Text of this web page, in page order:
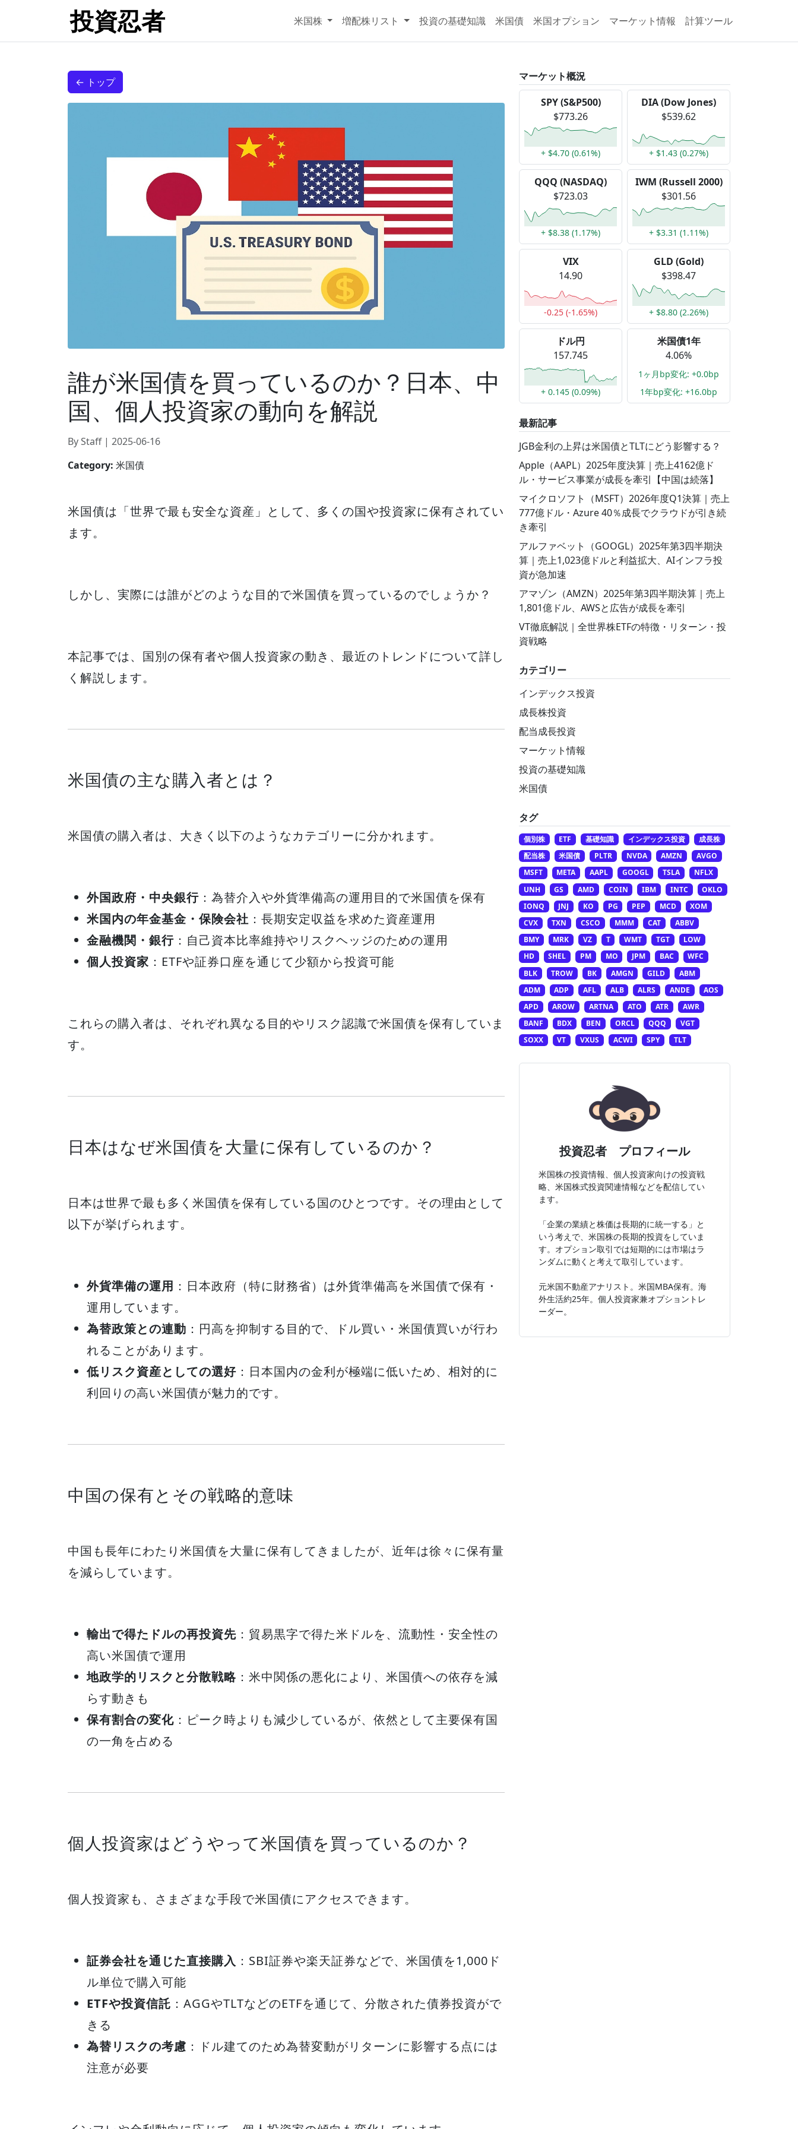
投資忍者 米国株 増配株リスト 投資の基礎知識 米国債 米国オプション マーケット情報 計算ツール
← トップ
誰が米国債を買っているのか？日本、中
国、個人投資家の動向を解説
By Staff | 2025-06-16
Category: 米国債
米国債は「世界で最も安全な資産」として、多くの国や投資家に保有されてい
ます。
しかし、実際には誰がどのような目的で米国債を買っているのでしょうか？
本記事では、国別の保有者や個人投資家の動き、最近のトレンドについて詳し
く解説します。
米国債の主な購入者とは？
米国債の購入者は、大きく以下のようなカテゴリーに分かれます。
外国政府・中央銀行 ：為替介入や外貨準備高の運用目的で米国債を保有
米国内の年金基金・保険会社 ：長期安定収益を求めた資産運用
金融機関・銀行 ：自己資本比率維持やリスクヘッジのための運用
個人投資家 ：ETFや証券口座を通じて少額から投資可能
これらの購入者は、それぞれ異なる目的やリスク認識で米国債を保有していま
す。
日本はなぜ米国債を大量に保有しているのか？
日本は世界で最も多く米国債を保有している国のひとつです。その理由として
以下が挙げられます。
外貨準備の運用 ：日本政府（特に財務省）は外貨準備高を米国債で保有・
運用しています。
為替政策との連動 ：円高を抑制する目的で、ドル買い・米国債買いが行わ
れることがあります。
低リスク資産としての選好 ：日本国内の金利が極端に低いため、相対的に
利回りの高い米国債が魅力的です。
中国の保有とその戦略的意味
中国も長年にわたり米国債を大量に保有してきましたが、近年は徐々に保有量
を減らしています。
輸出で得たドルの再投資先 ：貿易黒字で得た米ドルを、流動性・安全性の
高い米国債で運用
地政学的リスクと分散戦略 ：米中関係の悪化により、米国債への依存を減
らす動きも
保有割合の変化 ：ピーク時よりも減少しているが、依然として主要保有国
の一角を占める
個人投資家はどうやって米国債を買っているのか？
個人投資家も、さまざまな手段で米国債にアクセスできます。
証券会社を通じた直接購入 ：SBI証券や楽天証券などで、米国債を1,000ド
ル単位で購入可能
ETFや投資信託 ：AGGやTLTなどのETFを通じて、分散された債券投資がで
きる
為替リスクの考慮 ：ドル建てのため為替変動がリターンに影響する点には
注意が必要
マーケット概況
SPY (S&P500)
$773.26
+ $4.70 (0.61%)
DIA (Dow Jones)
$539.62
+ $1.43 (0.27%)
QQQ (NASDAQ)
$723.03
+ $8.38 (1.17%)
IWM (Russell 2000)
$301.56
+ $3.31 (1.11%)
VIX
14.90
-0.25 (-1.65%)
GLD (Gold)
$398.47
+ $8.80 (2.26%)
ドル円
157.745
+ 0.145 (0.09%)
米国債1年
4.06%
1ヶ月bp変化: +0.0bp
1年bp変化: +16.0bp
最新記事
JGB金利の上昇は米国債とTLTにどう影響する？
Apple（AAPL）2025年度決算｜売上4162億ド
ル・サービス事業が成長を牽引【中国は続落】
マイクロソフト（MSFT）2026年度Q1決算｜売上
777億ドル・Azure 40％成長でクラウドが引き続
き牽引
アルファベット（GOOGL）2025年第3四半期決
算｜売上1,023億ドルと利益拡大、AIインフラ投
資が急加速
アマゾン（AMZN）2025年第3四半期決算｜売上
1,801億ドル、AWSと広告が成長を牽引
VT徹底解説｜全世界株ETFの特徴・リターン・投
資戦略
カテゴリー
インデックス投資
成長株投資
配当成長投資
マーケット情報
投資の基礎知識
米国債
タグ
個別株 ETF 基礎知識 インデックス投資
成長株
配当株
米国債 PLTR NVDA AMZN
AVGO
MSFT
META AAPL GOOGL TSLA
NFLX
UNH
GS AMD COIN IBM INTC
OKLO
IONQ
JNJ KO PG PEP MCD
XOM
CVX
TXN CSCO MMM CAT
ABBV
BMY
MRK VZ T WMT TGT
LOW
HD
SHEL PM MO JPM BAC
WFC
BLK
TROW BK AMGN GILD
ABM
ADM
ADP AFL ALB ALRS ANDE
AOS
APD
AROW ARTNA ATO ATR
AWR
BANF
BDX BEN ORCL QQQ
VGT
SOXX
VT VXUS ACWI SPY TLT
投資忍者 プロフィール
米国株の投資情報、個人投資家向けの投資戦
略、米国株式投資関連情報などを配信してい
ます。
「企業の業績と株価は長期的に統一する」と
いう考えで、米国株の長期的投資をしていま
す。オプション取引では短期的には市場はラ
ンダムに動くと考えて取引しています。
元米国不動産アナリスト。米国MBA保有。海
外生活約25年。個人投資家兼オプショントレ
ーダー。